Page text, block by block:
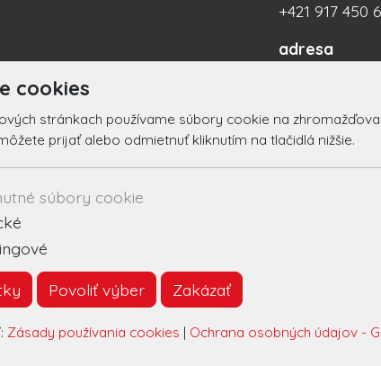
cookies
stránkach používame súbory cookie na
prijať alebo odmietnuť kliknutím na tlačidlá nižšie.
súbory cookie
Povoliť výber Zakázať
Zásady používania cookies | Ochrana osobných údajov -
+421 917 450
adresa
Centrum 16/
Považská